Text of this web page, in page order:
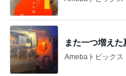
また一つ増え
Amebaトピックス